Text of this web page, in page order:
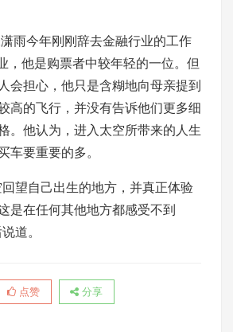
雨今年刚刚辞去金融行业的工作
，他是购票者中较年轻的一位。但
会担心，他只是含糊地向母亲提到
高的飞行，并没有告诉他们更多细
。他认为，进入太空所带来的人生
车要重要的多。
望自己出生的地方，并真正体验
是在任何其他地方都感受不到
道。
点赞 分享